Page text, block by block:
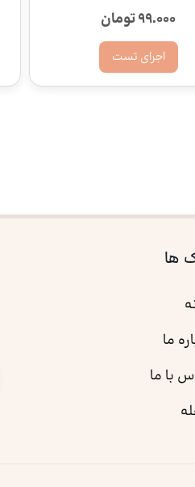
99.000 تومان
اجرای تست
ها
ما
با ما